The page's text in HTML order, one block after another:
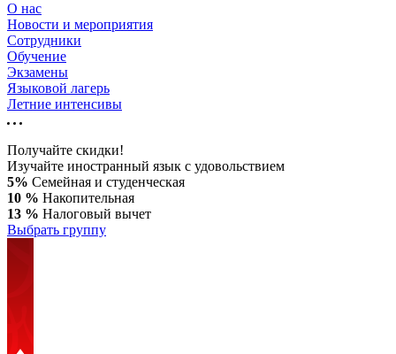
О нас
Новости и мероприятия
Сотрудники
Обучение
Экзамены
Языковой лагерь
Летние интенсивы
Получайте скидки!
Изучайте иностранный язык с удовольствием
5% Семейная и студенческая
10 % Накопительная
13 % Налоговый вычет
Выбрать группу